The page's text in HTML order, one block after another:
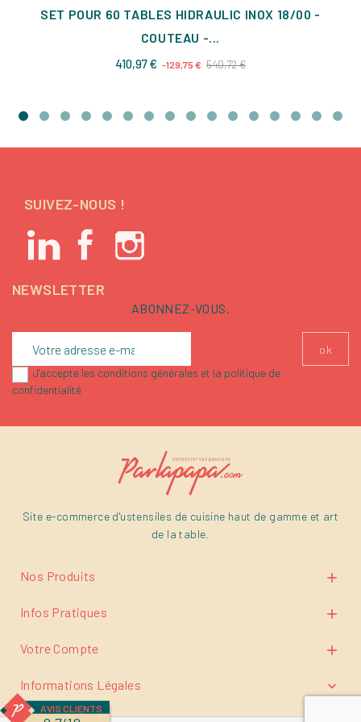
SET POUR 60 TABLES HIDRAULIC INOX 18/00 -
COUTEAU -...
410,97 € Prix
-129,75 € 540,72 €Prix
SUIVEZ-NOUS !
NEWSLETTER
ABONNEZ-VOUS.
J'accepte les conditions générales et la politique de
confidentialité
Site e-commerce d'ustensiles de cuisine haut de gamme et art
de la table.
Nos Produits 
Infos Pratiques 
Votre Compte 
Informations Légales 
AVIS CLIENTS